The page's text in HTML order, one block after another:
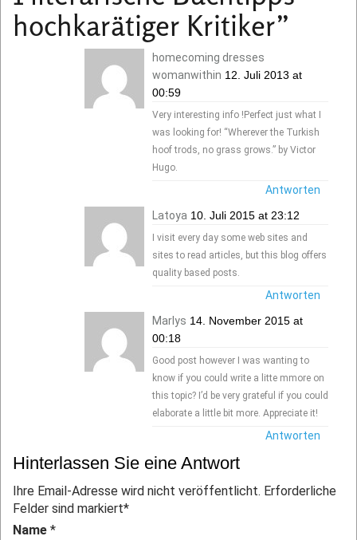
hochkarätiger Kritiker”
homecoming dresses
womanwithin 12. Juli 2013 at
00:59
Very interesting info !Perfect just what I
was looking for! “Wherever the Turkish
hoof trods, no grass grows.” by Victor
Hugo.
Antworten
Latoya 10. Juli 2015 at 23:12
I visit every day some web sites and
sites to read articles, but this blog offers
quality based posts.
Antworten
Marlys 14. November 2015 at
00:18
Good post however I was wanting to
know if you could write a litte mmore on
this topic? I’d be very grateful if you could
elaborate a little bit more. Appreciate it!
Antworten
Hinterlassen Sie eine Antwort
Ihre Email-Adresse wird nicht veröffentlicht. Erforderliche
Felder sind markiert*
Name *